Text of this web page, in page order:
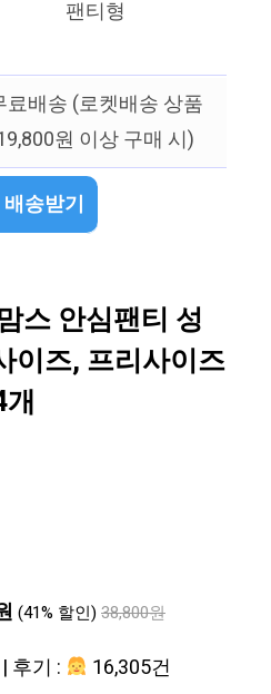
팬티형
료배송 (로켓배송 상품
원 이상 구매 시)
송받기
스 안심팬티 성
이즈, 프리사이즈
(41% 할인) 38,800원
후기 : 16,305건